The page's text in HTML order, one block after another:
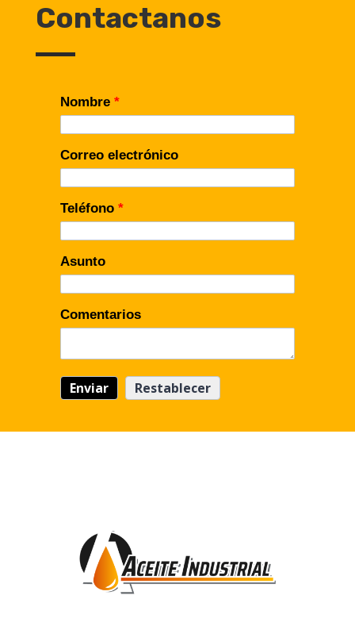
Contactanos
Nombre *
Correo electrónico
Teléfono *
Asunto
Comentarios